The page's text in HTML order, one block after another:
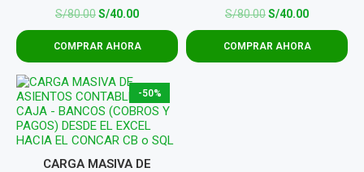
S/80.00S/40.00
COMPRAR AHORA
S/80.00S/40.00
COMPRAR AHORA
-50%
CARGA MASIVA DE